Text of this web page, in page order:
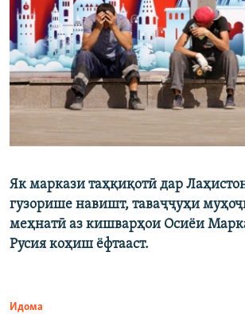
Як маркази таҳқиқотӣ дар
гузорише навишт, таваҷҷуҳи
меҳнатӣ аз кишварҳои Осиёи
Русия коҳиш ёфтааст.
Идома